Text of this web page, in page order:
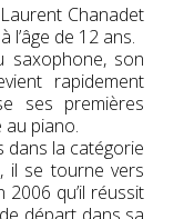
Chanadet
l’âge de 12 ans.
saxophone, son
rapidement
ses premières
piano.
dans la catégorie
il se tourne vers
2006 qu’il réussit